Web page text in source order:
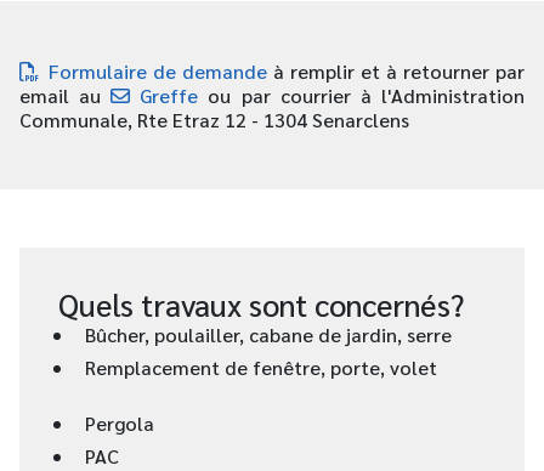
Formulaire de demande à remplir et à retourner par
email au
Greffe ou par courrier à l'Administration
Communale, Rte Etraz 12 - 1304 Senarclens
Quels travaux sont concernés?
Bûcher, poulailler, cabane de jardin, serre
Remplacement de fenêtre, porte, volet
Pergola
PAC